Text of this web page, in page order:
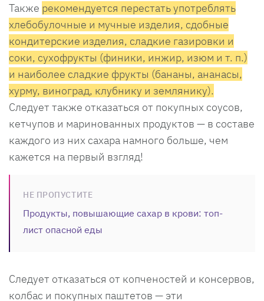
Также рекомендуется перестать употреблять
хлебобулочные и мучные изделия, сдобные
кондитерские изделия, сладкие газировки и
соки, сухофрукты (финики, инжир, изюм и т. п.)
и наиболее сладкие фрукты (бананы, ананасы,
хурму, виноград, клубнику и землянику).
Следует также отказаться от покупных соусов,
кетчупов и маринованных продуктов — в составе
каждого из них сахара намного больше, чем
кажется на первый взгляд!
НЕ ПРОПУСТИТЕ
Продукты, повышающие сахар в крови: топ-
лист опасной еды
Следует отказаться от копченостей и консервов,
колбас и покупных паштетов — эти